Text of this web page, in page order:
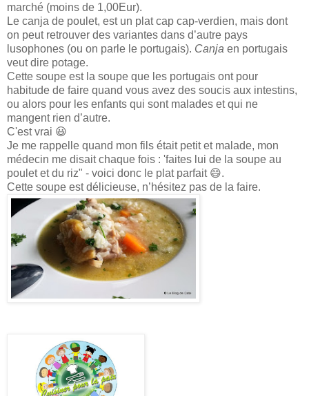
marché (moins de 1,00Eur).
Le canja de poulet, est un plat cap cap-verdien, mais dont
on peut retrouver des variantes dans d’autre pays
lusophones (ou on parle le portugais). Canja en portugais
veut dire potage.
Cette soupe est la soupe que les portugais ont pour
habitude de faire quand vous avez des soucis aux intestins,
ou alors pour les enfants qui sont malades et qui ne
mangent rien d’autre.
C'est vrai 😃
Je me rappelle quand mon fils était petit et malade, mon
médecin me disait chaque fois : 'faites lui de la soupe au
poulet et du riz" - voici donc le plat parfait 😄.
Cette soupe est délicieuse, n’hésitez pas de la faire.